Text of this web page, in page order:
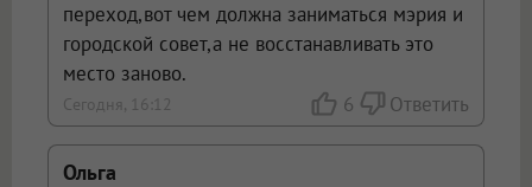
переход,вот чем должна заниматься мэрия и
городской совет,а не восстанавливать это
место заново.
Сегодня, 16:12 6 Ответить
Ольга